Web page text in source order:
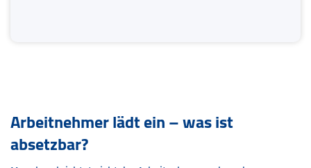
Arbeitnehmer lädt ein – was ist
absetzbar?